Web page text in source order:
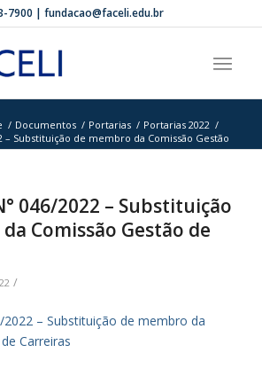
7900 | fundacao@faceli.edu.br
/ Documentos / Portarias / Portarias 2022 /
– Substituição de membro da Comissão Gestão
046/2022 – Substituição
Comissão Gestão de
/
2022 – Substituição de membro da
Carreiras